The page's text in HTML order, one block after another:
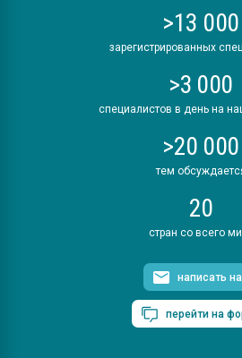
>13 000
зарегистрированных
>3 000
специалистов в день на
>20 000
тем
20
стран со всего
написать
перейти на